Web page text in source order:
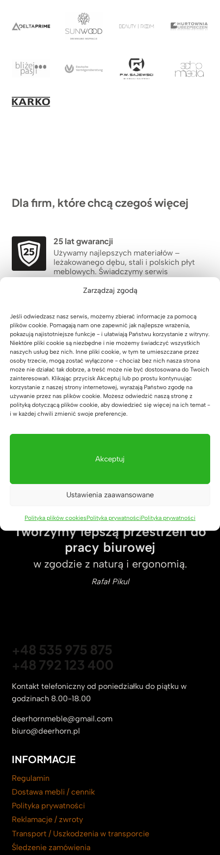
Zarządzaj zgodą
Jeśli odwiedzasz nasz serwis, możemy zbierać informacje za pomocą
plików cookie. Pomagają nam one zapewnić jak najlepsze wrażenia,
pokazują najistotniejsze funkcje - i ułatwiają Państwu korzystanie z witryny.
Niektóre pliki cookie są niezbędne i nie możemy świadczyć wszystkich
naszych usług bez nich. Inne pliki cookie, w tym te umieszczane przez
osoby trzecie, mogą zostać wyłączone - chociaż bez nich nasza strona
może nie działać tak dobrze, a treść może nie być dostosowana do Twoich
zainteresowań. Klikając przycisk Akceptuj lub po prostu kontynuując
korzystanie z naszej strony internetowej, wyrażają Państwo zgodę na
używanie przez nas plików cookie. Możesz odwiedzić naszą stronę z
polityką dotyczącą plików cookie, aby dowiedzieć się więcej na ich temat -
i w każdej chwili zmienić swoje preferencje.
Akceptuj
Ustawienia zaawansowane
Polityka plików cookiesPolityka prywatnościPolityka prywatności
Dla firm, które chcą czegoś więcej
25 lat gwarancji
Używamy najlepszych materiałów –
leżakowanego dębu, stali i polskich płyt
meblowych. Świadczymy serwis
Wysyłamy meble już zmontowane i gotowe
do pracy. Paleta pod budynek, również z
opcją wniesienia.
Wyprodukowane w Polsce
Własna fabryka w Polsce, własne projekty
chronione prawnie. Zgodność z
europejskimi normami.
30 000+ zadowolonych klientów
firmy takie jak: kancelarie, kliniki, banki,
wiele innych.
Tworzymy lepszą przestrzeń do
pracy biurowej
w zgodzie z naturą i ergonomią.
Rafał Pikul
+48 535 975 875
+48 792 123 400
Kontakt telefoniczny od poniedziałku do piątku w
godzinach 8.00-18.00
deerhornmeble@gmail.com
biuro@deerhorn.pl
INFORMACJE
Regulamin
Dostawa mebli / cennik
Polityka prywatności
Reklamacje / zwroty
Transport / Uszkodzenia w transporcie
Śledzenie zamówienia